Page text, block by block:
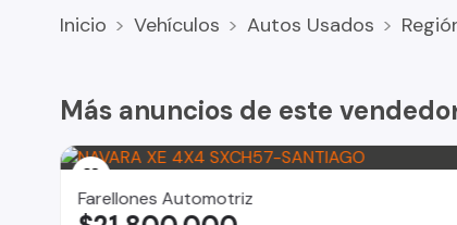
Inicio Vehículos Autos Usados
Más anuncios de este
Farellones Automotriz